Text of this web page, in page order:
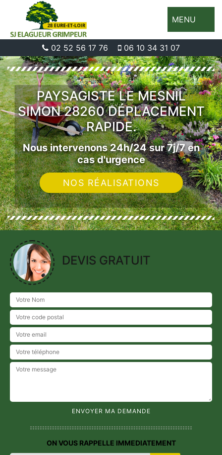
MENU
02 52 56 17 76 06 10 34 31 07
PAYSAGISTE LE MESNIL
SIMON 28260 DÉPLACEMENT
RAPIDE.
Nous intervenons 24h/24 sur 7j/7 en
cas d'urgence
NOS RÉALISATIONS
DEVIS GRATUIT
ON VOUS RAPPELLE IMMEDIATEMENT